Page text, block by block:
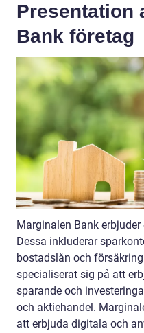
Presentation
Bank företag
Marginalen Bank
Dessa inkluderar
bostadslån och
specialiserat sig på att
sparande och
och aktiehandel.
att erbjuda digitala och